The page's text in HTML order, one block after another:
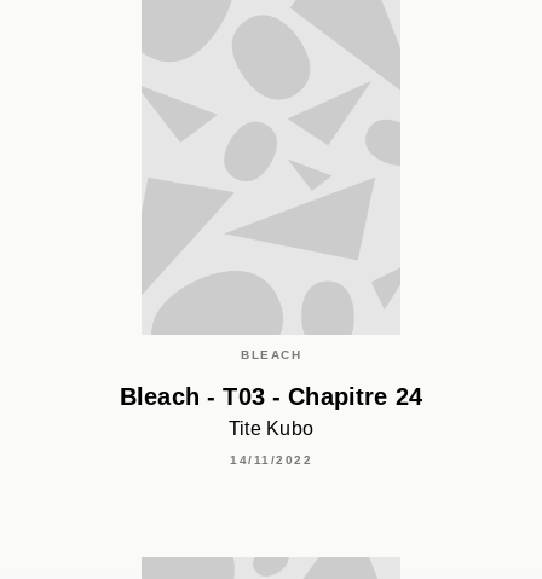
BLEACH
Bleach - T03 - Chapitre 24
Tite Kubo
14/11/2022